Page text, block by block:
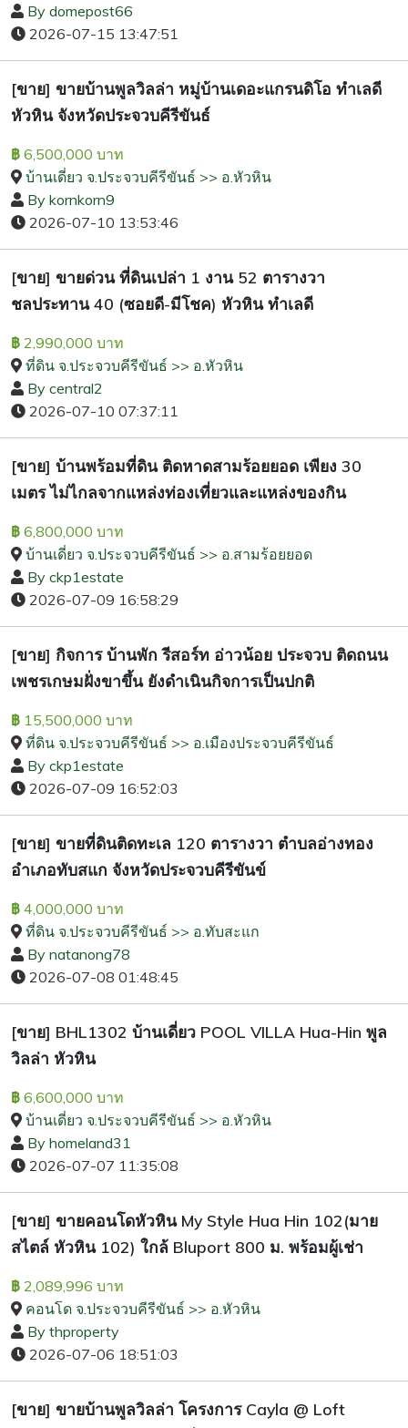
By domepost66
2026-07-15 13:47:51
[ขาย] ขายบ้านพูลวิลล่า หมู่บ้านเดอะแกรนดิโอ ทำเลดี
หัวหิน จังหวัดประจวบคีรีขันธ์
฿ 6,500,000 บาท
บ้านเดี่ยว จ.ประจวบคีรีขันธ์ >> อ.หัวหิน
By kornkorn9
2026-07-10 13:53:46
[ขาย] ขายด่วน ที่ดินเปล่า 1 งาน 52 ตารางวา
ชลประทาน 40 (ซอยดี-มีโชค) หัวหิน ทำเลดี
฿ 2,990,000 บาท
ที่ดิน จ.ประจวบคีรีขันธ์ >> อ.หัวหิน
By central2
2026-07-10 07:37:11
[ขาย] บ้านพร้อมที่ดิน ติดหาดสามร้อยยอด เพียง 30
เมตร ไม่ไกลจากแหล่งท่องเที่ยวและแหล่งของกิน
฿ 6,800,000 บาท
บ้านเดี่ยว จ.ประจวบคีรีขันธ์ >> อ.สามร้อยยอด
By ckp1estate
2026-07-09 16:58:29
[ขาย] กิจการ บ้านพัก รีสอร์ท อ่าวน้อย ประจวบ ติดถนน
เพชรเกษมฝั่งขาขึ้น ยังดำเนินกิจการเป็นปกติ
฿ 15,500,000 บาท
ที่ดิน จ.ประจวบคีรีขันธ์ >> อ.เมืองประจวบคีรีขันธ์
By ckp1estate
2026-07-09 16:52:03
[ขาย] ขายที่ดินติดทะเล 120 ตารางวา ตำบลอ่างทอง
อำเภอทับสแก จังหวัดประจวบคีรีขันข์
฿ 4,000,000 บาท
ที่ดิน จ.ประจวบคีรีขันธ์ >> อ.ทับสะแก
By natanong78
2026-07-08 01:48:45
[ขาย] BHL1302 บ้านเดี่ยว POOL VILLA Hua-Hin พูล
วิลล่า หัวหิน
฿ 6,600,000 บาท
บ้านเดี่ยว จ.ประจวบคีรีขันธ์ >> อ.หัวหิน
By homeland31
2026-07-07 11:35:08
[ขาย] ขายคอนโดหัวหิน My Style Hua Hin 102(มาย
สไตล์ หัวหิน 102) ใกล้ Bluport 800 ม. พร้อมผู้เช่า
฿ 2,089,996 บาท
คอนโด จ.ประจวบคีรีขันธ์ >> อ.หัวหิน
By thproperty
2026-07-06 18:51:03
[ขาย] ขายบ้านพูลวิลล่า โครงการ Cayla @ Loft